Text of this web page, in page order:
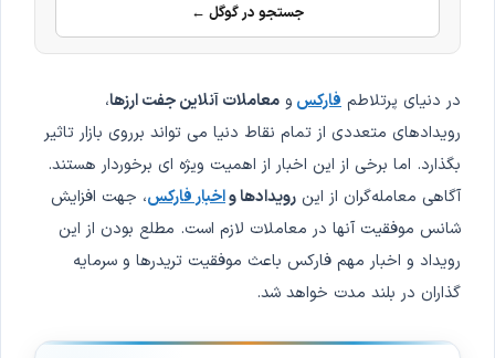
جستجو در گوگل ←
در دنیای پرتلاطم فارکس و معاملات آنلاین جفت ارزها،
رویدادهای متعددی از تمام نقاط دنیا می تواند برروی بازار تاثیر
بگذارد. اما برخی از این اخبار از اهمیت ویژه ای برخوردار هستند.
آگاهی معامله‌گران از این رویدادها واخبار فارکس، جهت افزایش
شانس موفقیت آنها در معاملات لازم است. مطلع بودن از این
رویداد و اخبار مهم فارکس باعث موفقیت تریدرها و سرمایه
گذاران در بلند مدت خواهد شد.